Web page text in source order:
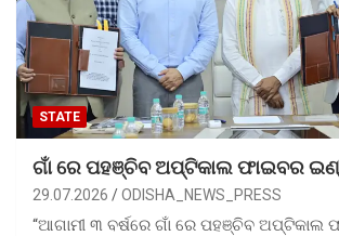
STATE
ଗାଁ ରେ ପହଞ୍ଚିବ ଅପ୍ଟିକାଲ ଫାଇବର
29.07.2026 ODISHA_NEWS_PRESS
“ଆଗାମୀ ୩ ବର୍ଷରେ ଗାଁ ରେ ପହଞ୍ଚିବ ଅପ୍ଟିକାଲ